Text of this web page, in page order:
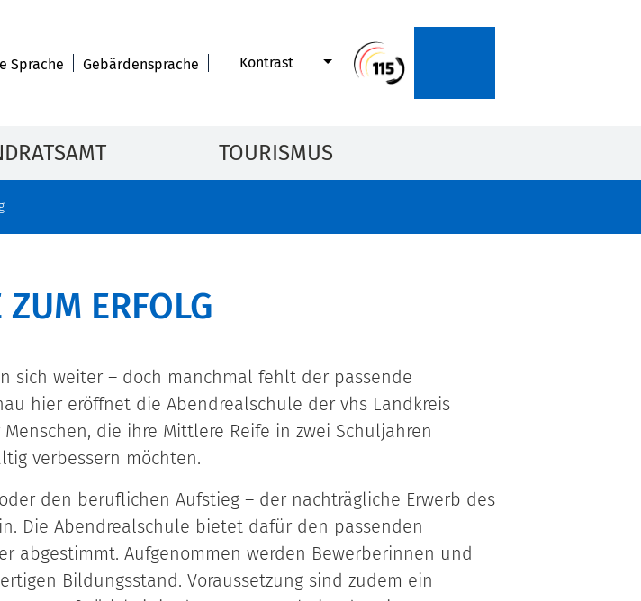
Sprache Gebärdensprache Kontrast
TOURISMUS
ERFOLG
sich weiter – doch manchmal fehlt der passende
hier eröffnet die Abendrealschule der vhs Landkreis
die ihre Mittlere Reife in zwei Schuljahren
verbessern möchten.
den beruflichen Aufstieg – der nachträgliche Erwerb des
Die Abendrealschule bietet dafür den passenden
abgestimmt. Aufgenommen werden Bewerberinnen und
Bildungsstand. Voraussetzung sind zudem ein